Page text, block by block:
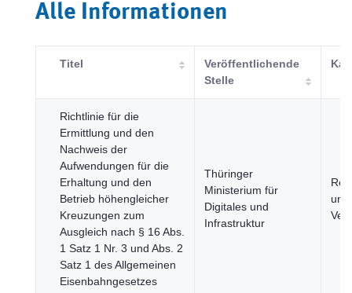
Alle Informationen
Titel
Veröffentlichende
Stelle
Richtlinie für die
Ermittlung und den
Nachweis der
Aufwendungen für die
Erhaltung und den
Betrieb höhengleicher
Kreuzungen zum
Ausgleich nach § 16 Abs.
1 Satz 1 Nr. 3 und Abs. 2
Satz 1 des Allgemeinen
Eisenbahngesetzes
Thüringer
Ministerium für
Digitales und
Infrastruktur